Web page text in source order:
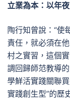
立業為本：以年
陶行知曾說：“使
責任，就必須在
村之實習，這個
調回歸師范教導
學鮮活實踐關聯
實踐創生型”的歷